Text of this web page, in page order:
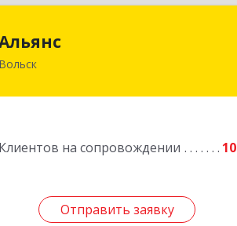
Вольск
Клиентов на сопровождении 10
Отправить заявку
412900, Саратовская обл, Вольск г,
Отправить заявку